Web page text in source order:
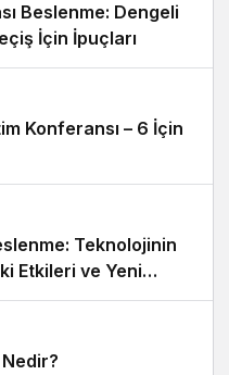
Beslenme: Dengeli
İçin İpuçları
Konferansı – 6 İçin
Teknolojinin
Etkileri ve Yeni